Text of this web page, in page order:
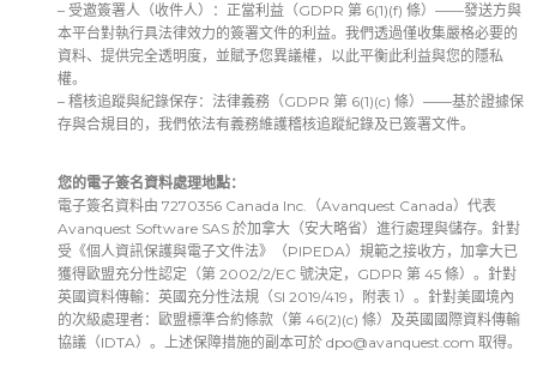
– 受邀簽署人（收件人）：正當利益（GDPR 第 6(1)(f) 條）——發送方與
本平台對執行具法律效力的簽署文件的利益。我們透過僅收集嚴格必要的
資料、提供完全透明度，並賦予您異議權，以此平衡此利益與您的隱私
權。
– 稽核追蹤與紀錄保存：法律義務（GDPR 第 6(1)(c) 條）——基於證據保
存與合規目的，我們依法有義務維護稽核追蹤紀錄及已簽署文件。
您的電子簽名資料處理地點：
電子簽名資料由 7270356 Canada Inc.（Avanquest Canada）代表
Avanquest Software SAS 於加拿大（安大略省）進行處理與儲存。針對
受《個人資訊保護與電子文件法》（PIPEDA）規範之接收方，加拿大已
獲得歐盟充分性認定（第 2002/2/EC 號決定，GDPR 第 45 條）。針對
英國資料傳輸：英國充分性法規（SI 2019/419，附表 1）。針對美國境內
的次級處理者：歐盟標準合約條款（第 46(2)(c) 條）及英國國際資料傳輸
協議（IDTA）。上述保障措施的副本可於 dpo@avanquest.com 取得。